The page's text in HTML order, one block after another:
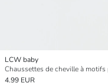
LCW baby
4.99 EUR